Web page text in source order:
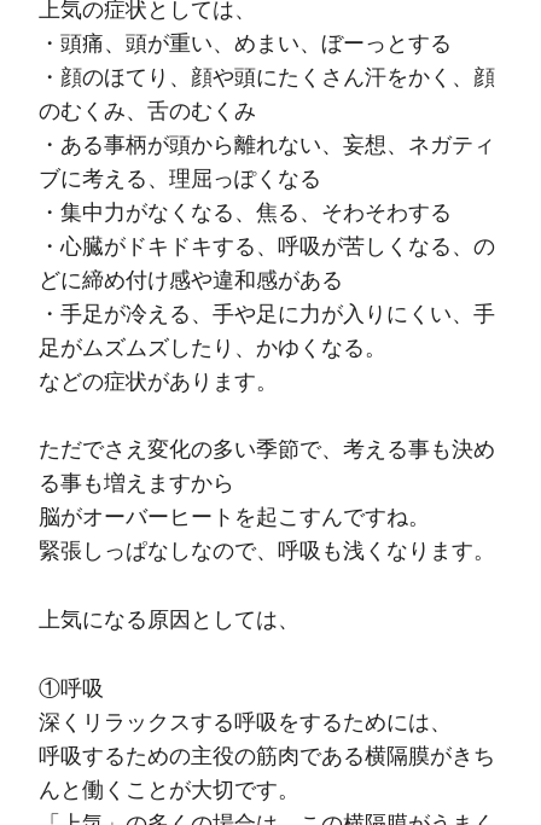
上気の症状としては、
・頭痛、頭が重い、めまい、ぼーっとする
・顔のほてり、顔や頭にたくさん汗をかく、顔
のむくみ、舌のむくみ
・ある事柄が頭から離れない、妄想、ネガティ
ブに考える、理屈っぽくなる
・集中力がなくなる、焦る、そわそわする
・心臓がドキドキする、呼吸が苦しくなる、の
どに締め付け感や違和感がある
・手足が冷える、手や足に力が入りにくい、手
足がムズムズしたり、かゆくなる。
などの症状があります。
ただでさえ変化の多い季節で、考える事も決め
る事も増えますから
脳がオーバーヒートを起こすんですね。
緊張しっぱなしなので、呼吸も浅くなります。
上気になる原因としては、
①呼吸
深くリラックスする呼吸をするためには、
呼吸するための主役の筋肉である横隔膜がきち
んと働くことが大切です。